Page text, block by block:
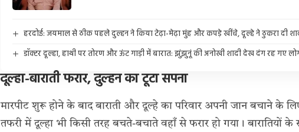
हरदोई: जयमाल से ठीक पहले दुल्हन ने किया टेढ़ा-मेढ़ा मुंह और कपड़े खींचे, दूल्हे ने ठुकरा दी
डॉक्टर दूल्हा, हाथी पर तोरण और ऊंट गाड़ी में बारात: झुंझुनूं की अनोखी शादी देख दंग रह गए
दूल्हा-बाराती फरार, दुल्हन का टूटा सपना
मारपीट शुरू होने के बाद बाराती और दूल्हे का परिवार अपनी जान बचाने के
तफरी में दूल्हा भी किसी तरह बचते-बचाते वहाँ सेफरारहो गया। बारातियों के